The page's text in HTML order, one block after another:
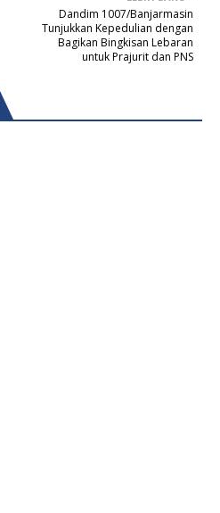
Dandim 1007/Banjarmasin
Tunjukkan Kepedulian dengan
Bagikan Bingkisan Lebaran
untuk Prajurit dan PNS